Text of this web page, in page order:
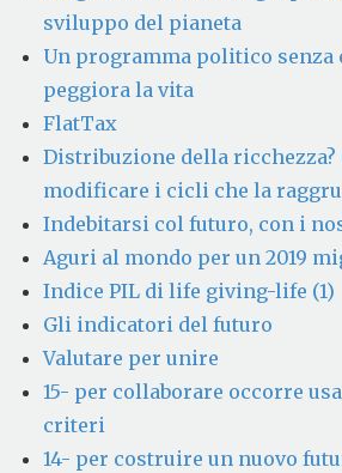
sviluppo del pianeta
Un programma politico senza
peggiora la vita
FlatTax
Distribuzione della ricchezza?
modificare i cicli che la
Indebitarsi col futuro, con i
Aguri al mondo per un 2019
Indice PIL di life giving-life (1)
Gli indicatori del futuro
Valutare per unire
15- per collaborare occorre
criteri
14- per costruire un nuovo